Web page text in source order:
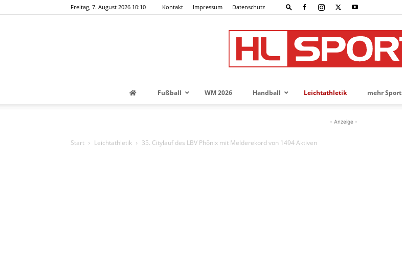
Freitag, 7. August 2026 10:10 Kontakt Impressum Datenschutz
Fußball WM 2026 Handball Leichtathletik mehr Sport
- Anzeige -
Start Leichtathletik 35. Citylauf des LBV Phönix mit Melderekord von 1494 Aktiven